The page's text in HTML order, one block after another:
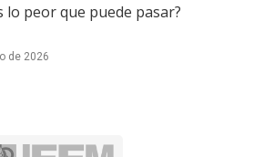
lo peor que puede pasar?
de 2026